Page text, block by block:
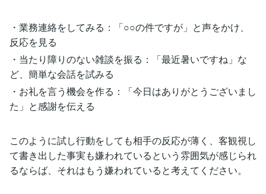
・業務連絡をしてみる：「○○の件ですが」と声をかけ、
反応を見る
・当たり障りのない雑談を振る：「最近暑いですね」な
ど、簡単な会話を試みる
・お礼を言う機会を作る：「今日はありがとうございまし
た」と感謝を伝える
このように試し行動をしても相手の反応が薄く、客観視し
て書き出した事実も嫌われているという雰囲気が感じられ
るならば、それはもう嫌われていると考えてください。